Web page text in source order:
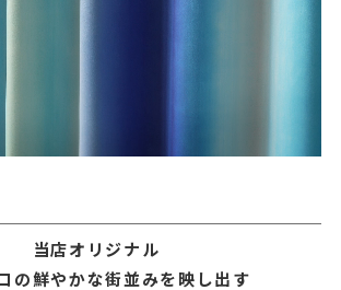
当店オリジナル
の鮮やかな街並みを映し出す